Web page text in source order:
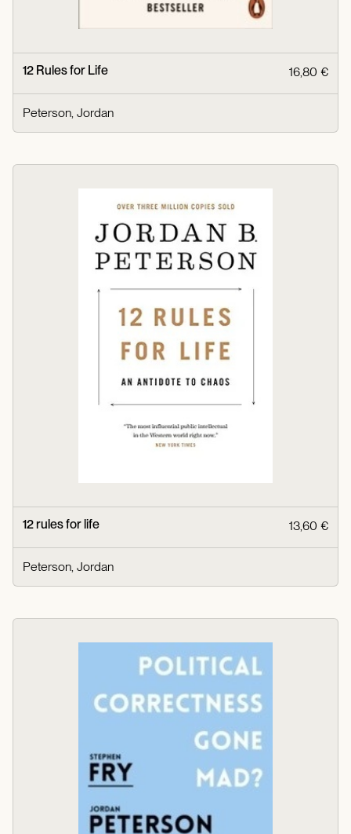
12 Rules for Life 16,80 €
Peterson, Jordan
12 rules for life 13,60 €
Peterson, Jordan